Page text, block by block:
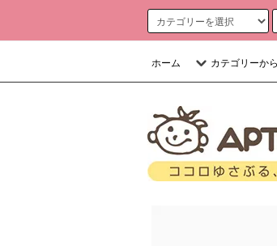
ホーム カテゴリーか